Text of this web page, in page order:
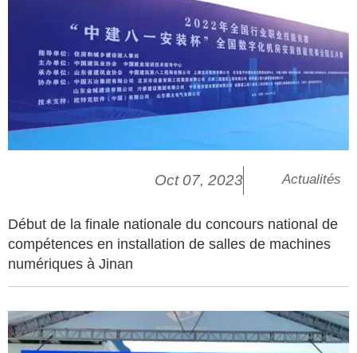
Oct 07, 2023 Actualités
Début de la finale nationale du concours national de
compétences en installation de salles de machines
numériques à Jinan